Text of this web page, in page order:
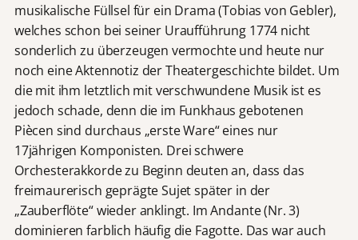
musikalische Füllsel für ein Drama (Tobias von Gebler),
welches schon bei seiner Uraufführung 1774 nicht
sonderlich zu überzeugen vermochte und heute nur
noch eine Aktennotiz der Theatergeschichte bildet. Um
die mit ihm letztlich mit verschwundene Musik ist es
jedoch schade, denn die im Funkhaus gebotenen
Piècen sind durchaus „erste Ware“ eines nur
17jährigen Komponisten. Drei schwere
Orchesterakkorde zu Beginn deuten an, dass das
freimaurerisch geprägte Sujet später in der
„Zauberflöte“ wieder anklingt. Im Andante (Nr. 3)
dominieren farblich häufig die Fagotte. Das war auch